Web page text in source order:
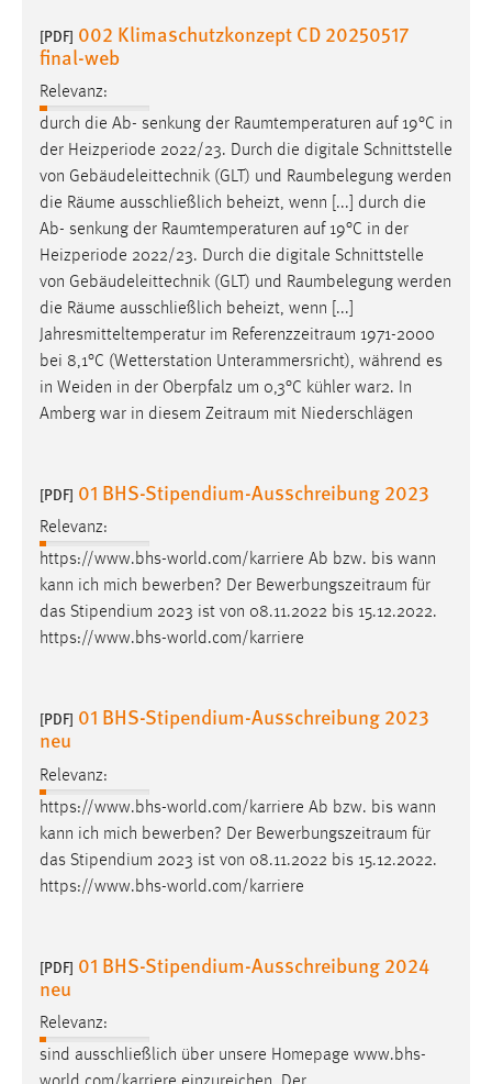
[PDF] 002 Klimaschutzkonzept CD 20250517
final-web
Relevanz:
durch die Ab- senkung der Raumtemperaturen auf 19°C in
der Heizperiode 2022/23. Durch die digitale Schnittstelle
von Gebäudeleittechnik (GLT) und Raumbelegung werden
die Räume ausschließlich beheizt, wenn [...] durch die
Ab- senkung der Raumtemperaturen auf 19°C in der
Heizperiode 2022/23. Durch die digitale Schnittstelle
von Gebäudeleittechnik (GLT) und Raumbelegung werden
die Räume ausschließlich beheizt, wenn [...]
Jahresmitteltemperatur im Referenzzeitraum 1971-2000
bei 8,1°C (Wetterstation Unterammersricht), während es
in Weiden in der Oberpfalz um 0,3°C kühler war2. In
Amberg war in diesem Zeitraum mit Niederschlägen
[PDF] 01 BHS-Stipendium-Ausschreibung 2023
Relevanz:
https://www.bhs-world.com/karriere Ab bzw. bis wann
kann ich mich bewerben? Der Bewerbungszeitraum für
das Stipendium 2023 ist von 08.11.2022 bis 15.12.2022.
https://www.bhs-world.com/karriere
[PDF] 01 BHS-Stipendium-Ausschreibung 2023
neu
Relevanz:
https://www.bhs-world.com/karriere Ab bzw. bis wann
kann ich mich bewerben? Der Bewerbungszeitraum für
das Stipendium 2023 ist von 08.11.2022 bis 15.12.2022.
https://www.bhs-world.com/karriere
[PDF] 01 BHS-Stipendium-Ausschreibung 2024
neu
Relevanz:
sind ausschließlich über unsere Homepage www.bhs-
_pk_ref, _pk_cvar, _pk_id, _pk_ses
Zugriffsstatistik
Cookie Laufzeit:
Max. 13 Monate
MARKETING
Marketing Cookies werden von Drittanbietern
verwendet, um personalisierte Werbung anzuzeigen.
Sie tun dies, indem sie Besucher über Websites
hinweg verfolgen.
Google Ads
_gcl_au
Anbieter:
Google Ireland Limited
Zweck:
Conversion-Tracking
Name:
_fbp
Anbieter:
Facebook
Cookie Laufzeit: